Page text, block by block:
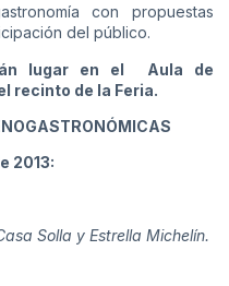
con propuestas
del público.
lugar en el Aula de
recinto de la Feria.
2013:
Solla y Estrella Michelín.